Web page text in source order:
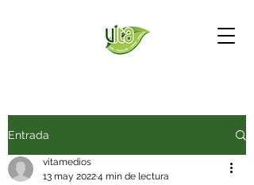
Entrada
vitamedios
13 may 20224 min de lectura